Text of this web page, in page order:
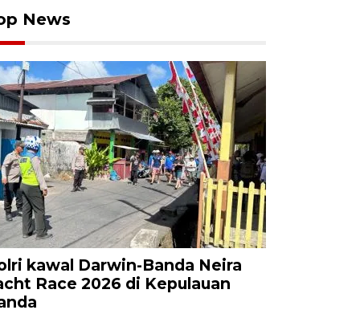
News
kawal Darwin-Banda Neira
Race 2026 di Kepulauan